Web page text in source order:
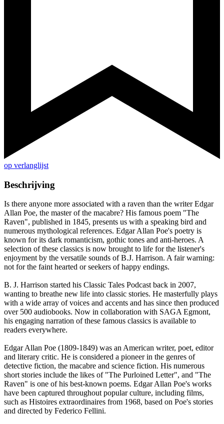
op verlanglijst
Beschrijving
Is there anyone more associated with a raven than the writer Edgar
Allan Poe, the master of the macabre? His famous poem "The
Raven", published in 1845, presents us with a speaking bird and
numerous mythological references. Edgar Allan Poe's poetry is
known for its dark romanticism, gothic tones and anti-heroes. A
selection of these classics is now brought to life for the listener's
enjoyment by the versatile sounds of B.J. Harrison. A fair warning:
not for the faint hearted or seekers of happy endings.
B. J. Harrison started his Classic Tales Podcast back in 2007,
wanting to breathe new life into classic stories. He masterfully plays
with a wide array of voices and accents and has since then produced
over 500 audiobooks. Now in collaboration with SAGA Egmont,
his engaging narration of these famous classics is available to
readers everywhere.
Edgar Allan Poe (1809-1849) was an American writer, poet, editor
and literary critic. He is considered a pioneer in the genres of
detective fiction, the macabre and science fiction. His numerous
short stories include the likes of "The Purloined Letter", and "The
Raven" is one of his best-known poems. Edgar Allan Poe's works
have been captured throughout popular culture, including films,
such as Histoires extraordinaires from 1968, based on Poe's stories
and directed by Federico Fellini.